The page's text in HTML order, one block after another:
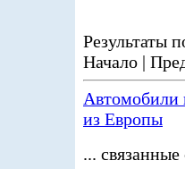
Результаты
Начало |
из Европы
...